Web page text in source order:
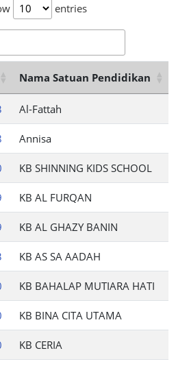
entries
Nama Satuan Pendidikan
Al-Fattah
Annisa
KB SHINNING KIDS SCHOOL
KB AL FURQAN
KB AL GHAZY BANIN
KB AS SA AADAH
KB BAHALAP MUTIARA HATI
KB BINA CITA UTAMA
KB CERIA